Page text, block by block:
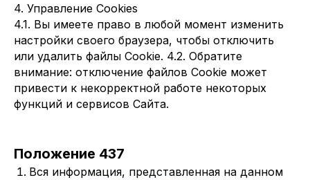
4. Управление Cookies
4.1. Вы имеете право в любой момент изменить
настройки своего браузера, чтобы отключить
или удалить файлы Cookie. 4.2. Обратите
внимание: отключение файлов Cookie может
привести к некорректной работе некоторых
функций и сервисов Сайта.
Положение 437
Вся информация, представленная на данном